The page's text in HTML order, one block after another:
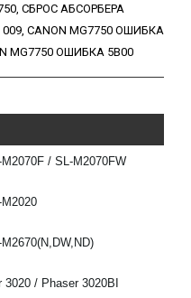
, СБРОС АБСОРБЕРА
, CANON MG7750 ОШИБКА
MG7750 ОШИБКА 5B00
/ SL-M2070FW
/ Phaser 3020BI